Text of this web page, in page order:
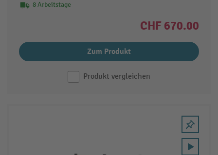
8 Arbeitstage
CHF 670.00
Zum Produkt
Produkt vergleichen